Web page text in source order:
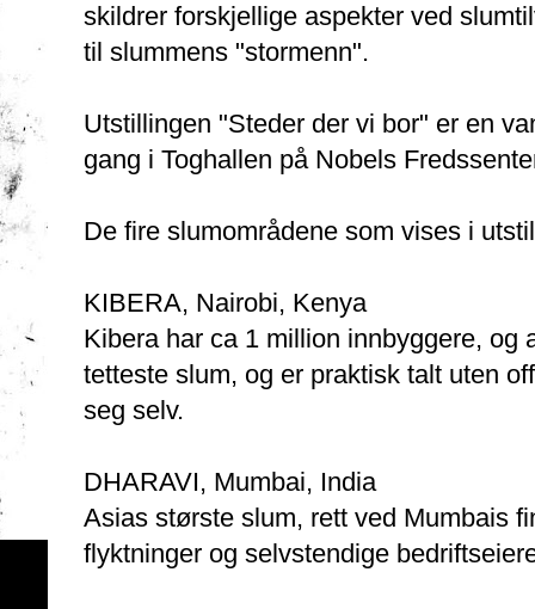
skildrer forskjellige aspekter ved
til slummens "stormenn".
Utstillingen "Steder der vi bor" er en
gang i Toghallen på Nobels
De fire slumområdene som vises i
KIBERA, Nairobi, Kenya
Kibera har ca 1 million innbyggere,
tetteste slum, og er praktisk talt uten
seg selv.
DHARAVI, Mumbai, India
Asias største slum, rett ved Mumbais
flyktninger og selvstendige